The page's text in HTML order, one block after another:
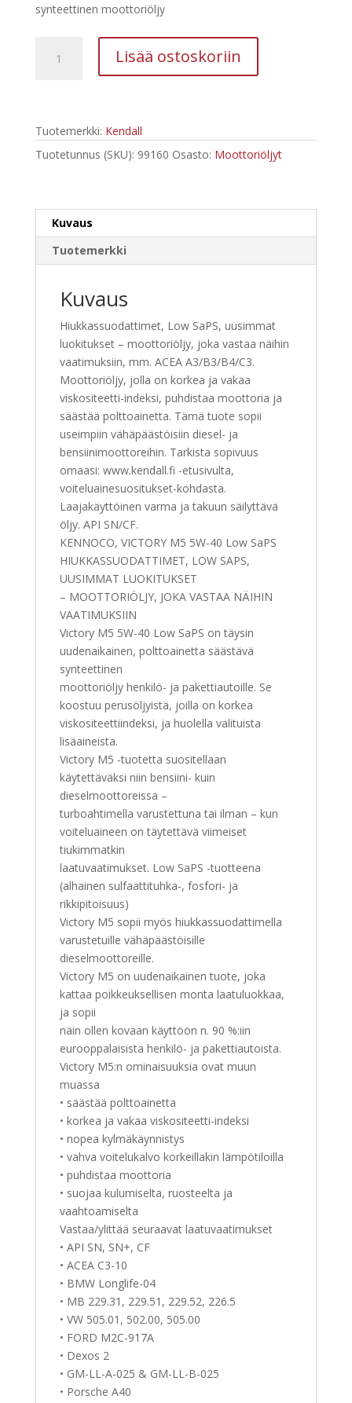
synteettinen moottoriöljy
40,
5
määrä
Lisää ostoskoriin
Tuotemerkki: Kendall
Tuotetunnus (SKU): 99160 Osasto: Moottoriöljyt
Kuvaus
Tuotemerkki
Kuvaus
Hiukkassuodattimet, Low SaPS, uusimmat
luokitukset – moottoriöljy, joka vastaa näihin
vaatimuksiin, mm. ACEA A3/B3/B4/C3.
Moottoriöljy, jolla on korkea ja vakaa
viskositeetti-indeksi, puhdistaa moottoria ja
säästää polttoainetta. Tämä tuote sopii
useimpiin vähäpäästöisiin diesel- ja
bensiinimoottoreihin. Tarkista sopivuus
omaasi: www.kendall.fi -etusivulta,
voiteluainesuositukset-kohdasta.
Laajakäyttöinen varma ja takuun säilyttävä
öljy. API SN/CF.
KENNOCO, VICTORY M5 5W-40 Low SaPS
HIUKKASSUODATTIMET, LOW SAPS,
UUSIMMAT LUOKITUKSET
– MOOTTORIÖLJY, JOKA VASTAA NÄIHIN
VAATIMUKSIIN
Victory M5 5W-40 Low SaPS on täysin
uudenaikainen, polttoainetta säästävä
synteettinen
moottoriöljy henkilö- ja pakettiautoille. Se
koostuu perusöljyistä, joilla on korkea
viskositeettiindeksi, ja huolella valituista
lisäaineista.
Victory M5 -tuotetta suositellaan
käytettäväksi niin bensiini- kuin
dieselmoottoreissa –
turboahtimella varustettuna tai ilman – kun
voiteluaineen on täytettävä viimeiset
tiukimmatkin
laatuvaatimukset. Low SaPS -tuotteena
(alhainen sulfaattituhka-, fosfori- ja
rikkipitoisuus)
Victory M5 sopii myös hiukkassuodattimella
varustetuille vähäpäästöisille
dieselmoottoreille.
Victory M5 on uudenaikainen tuote, joka
kattaa poikkeuksellisen monta laatuluokkaa,
ja sopii
näin ollen kovaan käyttöön n. 90 %:iin
eurooppalaisista henkilö- ja pakettiautoista.
Victory M5:n ominaisuuksia ovat muun
muassa
• säästää polttoainetta
• korkea ja vakaa viskositeetti-indeksi
• nopea kylmäkäynnistys
• vahva voitelukalvo korkeillakin lämpötiloilla
• puhdistaa moottoria
• suojaa kulumiselta, ruosteelta ja
vaahtoamiselta
Vastaa/ylittää seuraavat laatuvaatimukset
• API SN, SN+, CF
• ACEA C3-10
• BMW Longlife-04
• MB 229.31, 229.51, 229.52, 226.5
• VW 505.01, 502.00, 505.00
• FORD M2C-917A
• Dexos 2
• GM-LL-A-025 & GM-LL-B-025
• Porsche A40